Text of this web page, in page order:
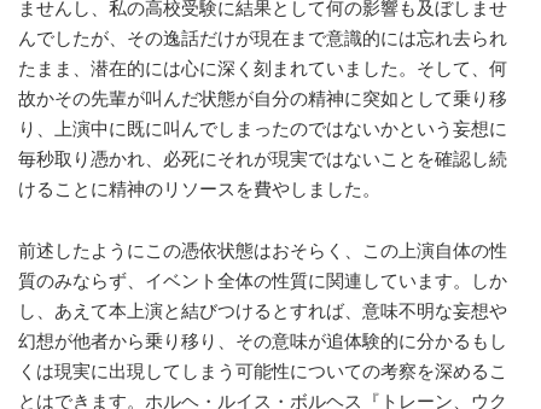
ませんし、私の高校受験に結果として何の影響も及ぼしませ
んでしたが、その逸話だけが現在まで意識的には忘れ去られ
たまま、潜在的には心に深く刻まれていました。そして、何
故かその先輩が叫んだ状態が自分の精神に突如として乗り移
り、上演中に既に叫んでしまったのではないかという妄想に
毎秒取り憑かれ、必死にそれが現実ではないことを確認し続
けることに精神のリソースを費やしました。
前述したようにこの憑依状態はおそらく、この上演自体の性
質のみならず、イベント全体の性質に関連しています。しか
し、あえて本上演と結びつけるとすれば、意味不明な妄想や
幻想が他者から乗り移り、その意味が追体験的に分かるもし
くは現実に出現してしまう可能性についての考察を深めるこ
とはできます。ホルヘ・ルイス・ボルヘス『トレーン、ウク